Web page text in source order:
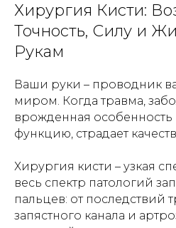
Хирургия Кисти:
Точность, Силу и
Рукам
Ваши руки – проводник
миром. Когда травма,
врожденная
функцию, страдает
Хирургия кисти – узкая
весь спектр патологий
пальцев: от последствий
запястного канала и